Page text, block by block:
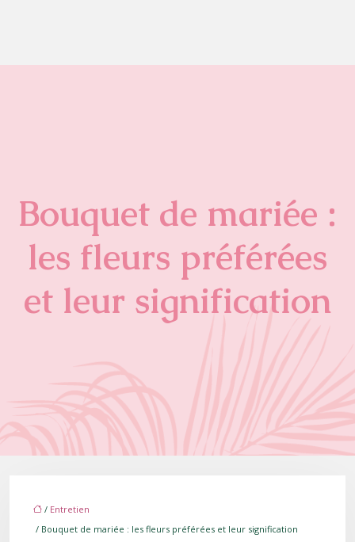
Bouquet de mariée :
les fleurs préférées
et leur signification
/ Entretien
/ Bouquet de mariée : les fleurs préférées et leur signification